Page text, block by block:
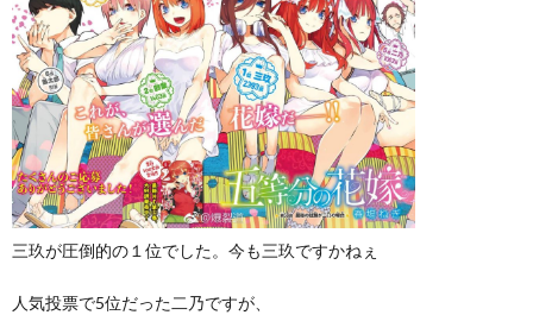
三玖が圧倒的の１位でした。今も三玖ですかねぇ
人気投票で5位だった二乃ですが、